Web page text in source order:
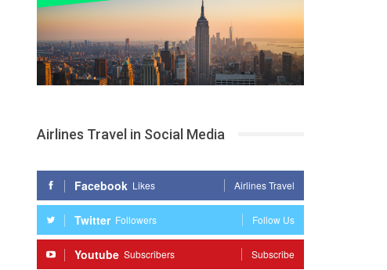
Airlines Travel in Social Media
Facebook Likes Airlines Travel
Twitter Followers Follow Us
Youtube Subscribers Subscribe